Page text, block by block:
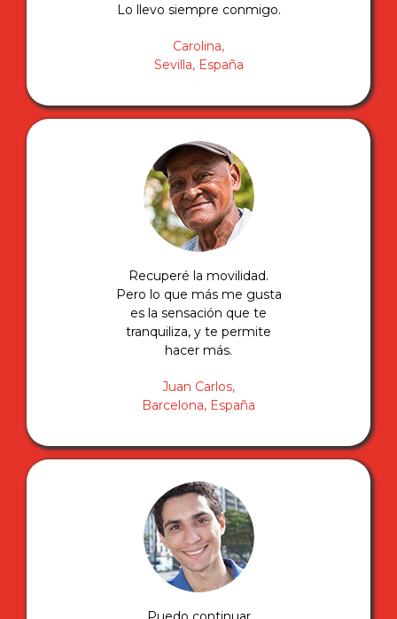
Lo llevo siempre conmigo.
Carolina,
Sevilla, España
Recuperé la movilidad.
Pero lo que más me gusta
es la sensación que te
tranquiliza, y te permite
hacer más.
Juan Carlos,
Barcelona, España